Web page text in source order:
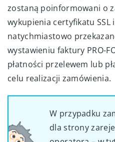
zostaną poinformowani o
wykupienia certyfikatu SSL
natychmiastowo
wystawieniu faktury PRO-
płatności przelewem lub
celu realizacji zamówienia.
W przypadku
dla strony